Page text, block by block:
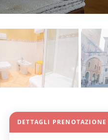
DETTAGLI PRENOTAZIONE